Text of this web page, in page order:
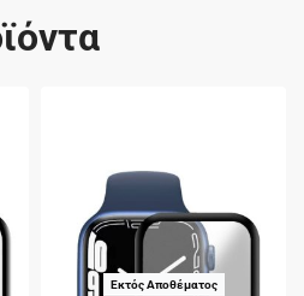
Εκτός Αποθέματος